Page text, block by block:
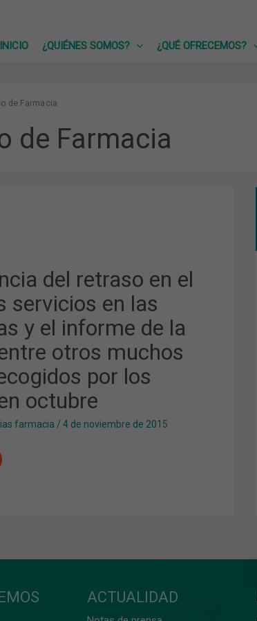
INICIO
¿QUIÉNES SOMOS? ¿QUÉ OFRECEMOS?
de Farmacia
de Farmacia
del retraso en el
servicios en las
y el informe de la
otros muchos
por los
octubre
farmacia / 4 de noviembre de 2015
ACTUALIDAD